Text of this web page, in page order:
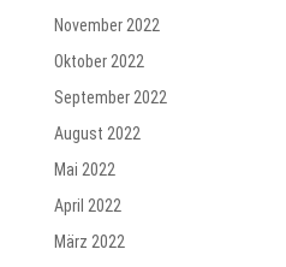
November 2022
Oktober 2022
September 2022
August 2022
Mai 2022
April 2022
März 2022